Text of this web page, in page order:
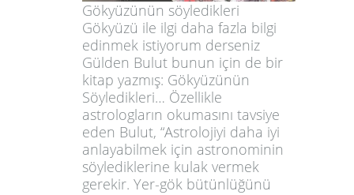
Gökyüzünün söyledikleri
Gökyüzü ile ilgi daha fazla bilgi
edinmek istiyorum derseniz
Gülden Bulut bunun için de bir
kitap yazmış: Gökyüzünün
Söyledikleri… Özellikle
astrologların okumasını tavsiye
eden Bulut, “Astrolojiyi daha iyi
anlayabilmek için astronominin
söylediklerine kulak vermek
gerekir. Yer-gök bütünlüğünü